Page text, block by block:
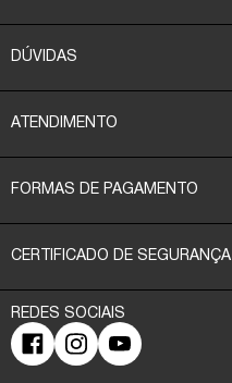
DÚVIDAS
ATENDIMENTO
FORMAS DE PAGAMENTO
CERTIFICADO DE SEGURANÇA